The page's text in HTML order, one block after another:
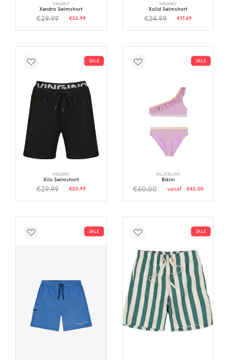
VINGINO
Xandro Swimshort
€29.99 €20.99
VINGINO
Xolid Swimshort
€24.99 €17.49
SALE
VINGINO
Xilo Swimshort
€29.99 €20.99
SALE
BILLIEBLUSH
Bikini
€60.00 vanaf €42.00
SALE SALE